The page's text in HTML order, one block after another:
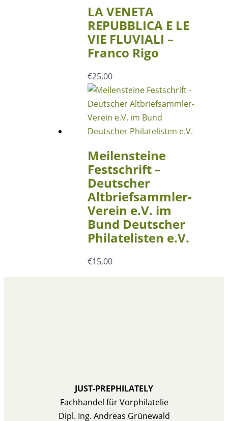
LA VENETA
REPUBBLICA E LE
VIE FLUVIALI –
Franco Rigo
€25,00
Meilensteine
Festschrift –
Deutscher
Altbriefsammler-
Verein e.V. im
Bund Deutscher
Philatelisten e.V.
€15,00
JUST-PREPHILATELY
Fachhandel für Vorphilatelie
Dipl. Ing. Andreas Grünewald